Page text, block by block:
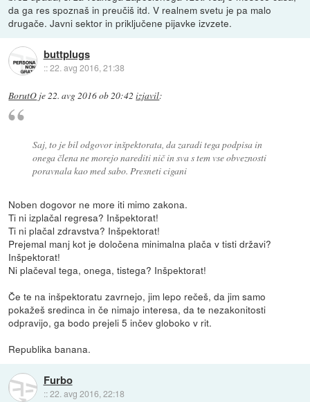
da ga res spoznaš in preučiš itd. V realnem svetu je pa malo
drugače. Javni sektor in priključene pijavke izvzete.
buttplugs
::22. avg 2016, 21:38
BorutO je 22. avg 2016 ob 20:42 izjavil:
Saj, to je bil odgovor inšpektorata, da zaradi tega podpisa in
onega člena ne morejo narediti nič in sva s tem vse obveznosti
poravnala kao med sabo. Presneti cigani
Noben dogovor ne more iti mimo zakona.
Ti ni izplačal regresa? Inšpektorat!
Ti ni plačal zdravstva? Inšpektorat!
Prejemal manj kot je določena minimalna plača v tisti državi?
Inšpektorat!
Ni plačeval tega, onega, tistega? Inšpektorat!
Če te na inšpektoratu zavrnejo, jim lepo rečeš, da jim samo
pokažeš sredinca in če nimajo interesa, da te nezakonitosti
odpravijo, ga bodo prejeli 5 inčev globoko v rit.
Republika banana.
Furbo
::22. avg 2016, 22:18